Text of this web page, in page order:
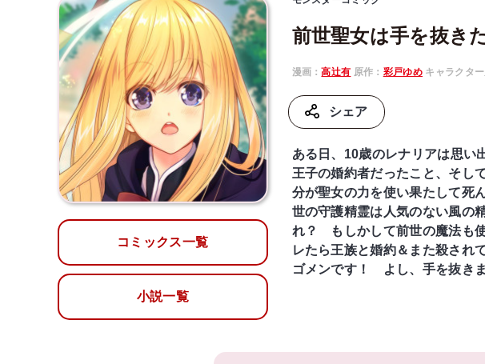
コミックス一覧
小説一覧
前世聖女は手を抜き
漫画：高辻有 原作： 彩戸ゆめ キャラクタ
シェア
ある日、10歳のレナリアは思い
王子の婚約者だったこと、そし
分が聖女の力を使い果たして
世の守護精霊は人気のない風の
れ？ もしかして前世の魔法も
レたら王族と婚約＆また殺さ
ゴメンです！ よし、手を抜き